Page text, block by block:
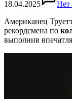
18.04.2025
Нет
Американец
рекордсмена по
выполнив